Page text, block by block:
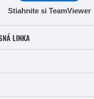
Stiahnite si TeamViewer
LINKA